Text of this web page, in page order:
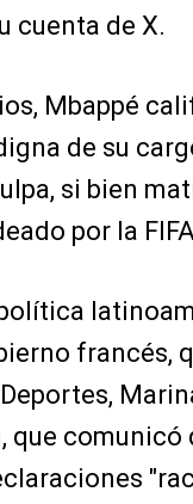
cuenta de X.
Mbappé
de su
si bien
por la
francés,
que